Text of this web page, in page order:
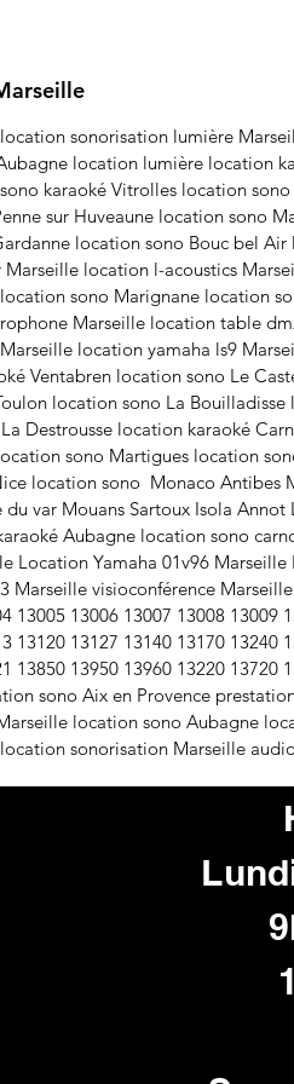
sonorisation lumière
location lumière location
karaoké Vitrolles location
sur Huveaune location sono
location sono Bouc bel
location l-acoustics
sono Marignane location
Marseille location table
location yamaha ls9
Ventabren location sono Le
location sono La
Destrousse location karaoké
sono Martigues location
location sono Monaco
du var Mouans Sartoux Isola
Aubagne location sono
Location Yamaha 01v96
Marseille visioconférence
13005 13006 13007 13008
13120 13127 13140 13170
13850 13950 13960 13220
sono Aix en Provence
location sono Aubagne
sonorisation Marseille